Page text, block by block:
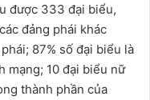
được 333 đại biểu,
đảng phái khác
87% số đại biểu là
mạng; 10 đại biểu nữ
thành phần của